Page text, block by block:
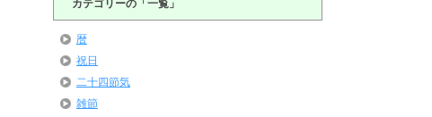
カテゴリーの「一覧」
暦
祝日
二十四節気
雑節